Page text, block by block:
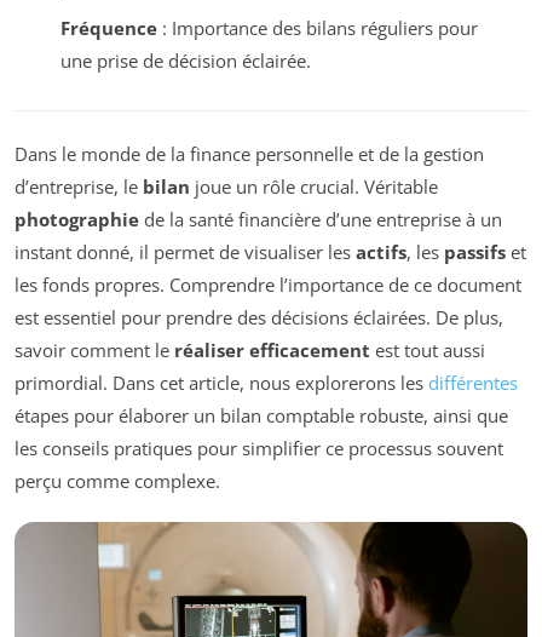
Fréquence: Importance des bilans réguliers pour
une prise de décision éclairée.
Dans le monde de la finance personnelle et de la gestion
d’entreprise, le bilan joue un rôle crucial. Véritable
photographie de la santé financière d’une entreprise à un
instant donné, il permet de visualiser les actifs, les passifs et
les fonds propres. Comprendre l’importance de ce document
est essentiel pour prendre des décisions éclairées. De plus,
savoir comment le réaliser efficacement est tout aussi
primordial. Dans cet article, nous explorerons les différentes
étapes pour élaborer un bilan comptable robuste, ainsi que
les conseils pratiques pour simplifier ce processus souvent
perçu comme complexe.